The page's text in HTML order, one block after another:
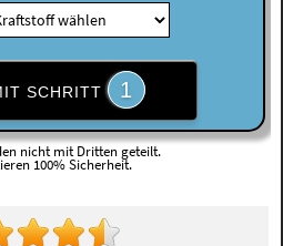
SCHRITT 1
nicht mit Dritten geteilt.
100% Sicherheit.